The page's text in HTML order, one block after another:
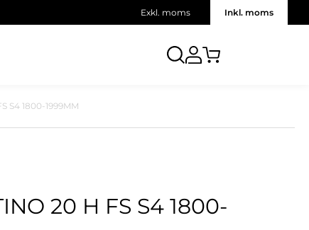
Exkl. moms Inkl. moms
S4 1800-1999MM
20 H FS S4 1800-